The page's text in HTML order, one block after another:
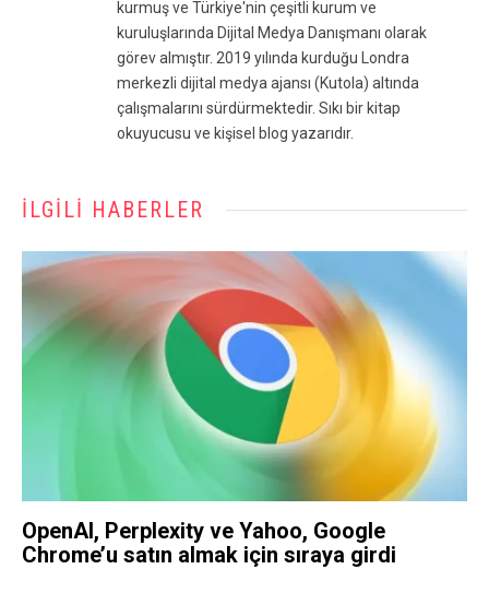
kurmuş ve Türkiye'nin çeşitli kurum ve
kuruluşlarında Dijital Medya Danışmanı olarak
görev almıştır. 2019 yılında kurduğu Londra
merkezli dijital medya ajansı (Kutola) altında
çalışmalarını sürdürmektedir. Sıkı bir kitap
okuyucusu ve kişisel blog yazarıdır.
İLGILI HABERLER
OpenAI, Perplexity ve Yahoo, Google
Chrome’u satın almak için sıraya girdi